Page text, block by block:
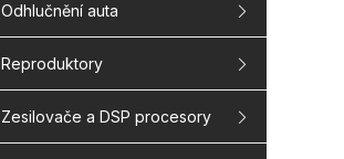
Odhlučnění auta
Reproduktory
Zesilovače a DSP procesory